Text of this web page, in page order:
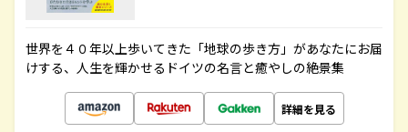
世界を４０年以上歩いてきた「地球の歩き方」があなたにお届
けする、人生を輝かせるドイツの名言と癒やしの絶景集
詳細を見る